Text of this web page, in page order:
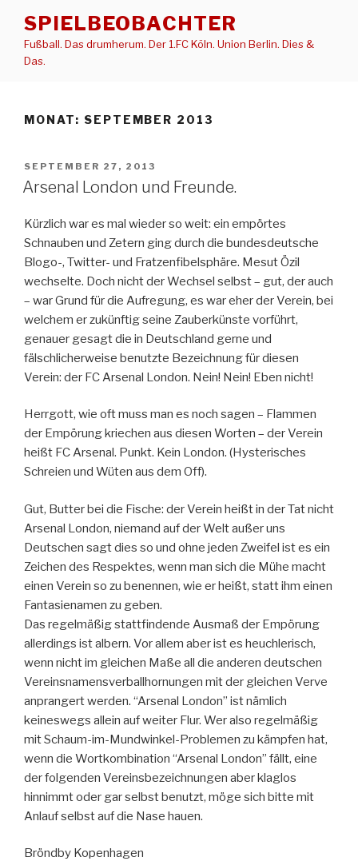
Inhalt
springen
SPIELBEOBACHTER
Fußball. Das drumherum. Der 1.FC Köln. Union Berlin. Dies &
Das.
MONAT: SEPTEMBER 2013
VERÖFFENTLICHT
AM
SEPTEMBER 27, 2013
Arsenal London und Freunde.
Kürzlich war es mal wieder so weit: ein empörtes
Schnauben und Zetern ging durch die bundesdeutsche
Blogo-, Twitter- und Fratzenfibelsphäre. Mesut Özil
wechselte. Doch nicht der Wechsel selbst – gut, der auch
– war Grund für die Aufregung, es war eher der Verein, bei
welchem er zukünftig seine Zauberkünste vorführt,
genauer gesagt die in Deutschland gerne und
fälschlicherweise benutzte Bezeichnung für diesen
Verein: der FC Arsenal London. Nein! Nein! Eben nicht!
Herrgott, wie oft muss man es noch sagen – Flammen
der Empörung kriechen aus diesen Worten – der Verein
heißt FC Arsenal. Punkt. Kein London. (Hysterisches
Schreien und Wüten aus dem Off).
Gut, Butter bei die Fische: der Verein heißt in der Tat nicht
Arsenal London, niemand auf der Welt außer uns
Deutschen sagt dies so und ohne jeden Zweifel ist es ein
Zeichen des Respektes, wenn man sich die Mühe macht
einen Verein so zu benennen, wie er heißt, statt ihm einen
Fantasienamen zu geben.
Das regelmäßig stattfindende Ausmaß der Empörung
allerdings ist albern. Vor allem aber ist es heuchlerisch,
wenn nicht im gleichen Maße all die anderen deutschen
Vereinsnamensverballhornungen mit der gleichen Verve
anprangert werden. “Arsenal London” ist nämlich
keineswegs allein auf weiter Flur. Wer also regelmäßig
mit Schaum-im-Mundwinkel-Problemen zu kämpfen hat,
wenn die Wortkombination “Arsenal London” fällt, eine
der folgenden Vereinsbezeichnungen aber klaglos
hinnimmt oder gar selbst benutzt, möge sich bitte mit
Anlauf selbst auf die Nase hauen.
Bröndby Kopenhagen